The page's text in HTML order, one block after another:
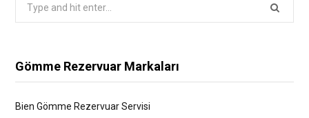
Gömme Rezervuar Markaları
Bien Gömme Rezervuar Servisi